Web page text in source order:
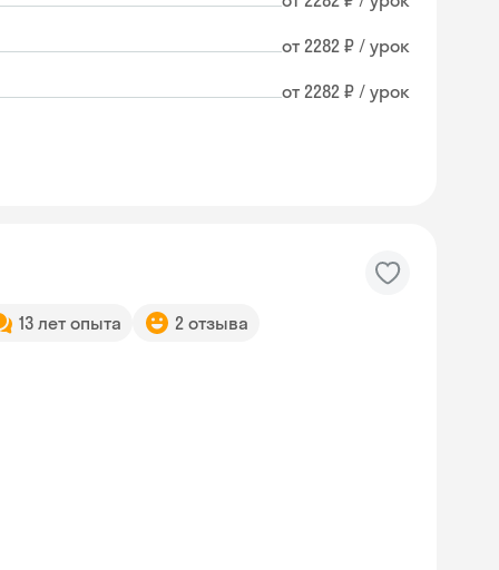
от 2282 ₽ / урок
от 2282 ₽ / урок
13 лет опыта 2 отзыва